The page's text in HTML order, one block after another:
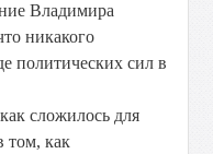
Владимира
никакого
политических сил в
сложилось для
том, как